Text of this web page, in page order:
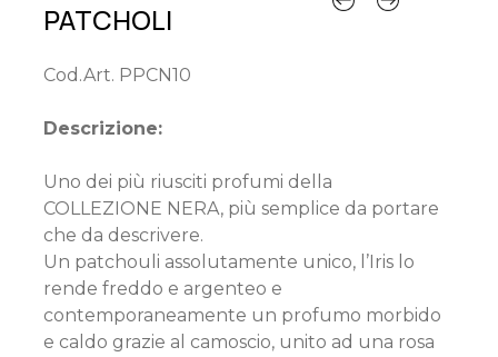
PATCHOLI
Cod.Art. PPCN10
Descrizione:
Uno dei più riusciti profumi della
COLLEZIONE NERA, più semplice da portare
che da descrivere.
Un patchouli assolutamente unico, l’Iris lo
rende freddo e argenteo e
contemporaneamente un profumo morbido
e caldo grazie al camoscio, unito ad una rosa